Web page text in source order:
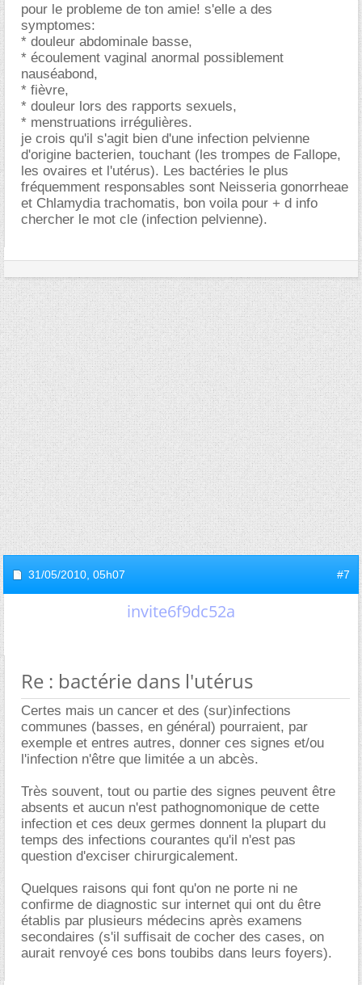
pour le probleme de ton amie! s'elle a des
symptomes:
* douleur abdominale basse,
* écoulement vaginal anormal possiblement
nauséabond,
* fièvre,
* douleur lors des rapports sexuels,
* menstruations irrégulières.
je crois qu'il s'agit bien d'une infection pelvienne
d'origine bacterien, touchant (les trompes de Fallope,
les ovaires et l'utérus). Les bactéries le plus
fréquemment responsables sont Neisseria gonorrheae
et Chlamydia trachomatis, bon voila pour + d info
chercher le mot cle (infection pelvienne).
31/05/2010, 05h07 #7
invite6f9dc52a
Re : bactérie dans l'utérus
Certes mais un cancer et des (sur)infections
communes (basses, en général) pourraient, par
exemple et entres autres, donner ces signes et/ou
l'infection n'être que limitée a un abcès.
Très souvent, tout ou partie des signes peuvent être
absents et aucun n'est pathognomonique de cette
infection et ces deux germes donnent la plupart du
temps des infections courantes qu'il n'est pas
question d'exciser chirurgicalement.
Quelques raisons qui font qu'on ne porte ni ne
confirme de diagnostic sur internet qui ont du être
établis par plusieurs médecins après examens
secondaires (s'il suffisait de cocher des cases, on
aurait renvoyé ces bons toubibs dans leurs foyers).